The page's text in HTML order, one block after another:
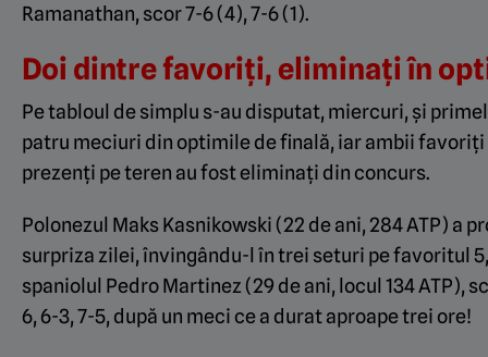
Ramanathan, scor 7-6 (4), 7-6 (1).
Doi dintre favoriți, eliminați în
Pe tabloul de simplu s-au disputat, miercuri, și
patru meciuri din optimile de finală, iar ambii favoriți
prezenți pe teren au fost eliminați din concurs.
Polonezul Maks Kasnikowski (22 de ani, 284 ATP) a
surpriza zilei, învingându-l în trei seturi pe favoritul 5,
spaniolul Pedro Martinez (29 de ani, locul 134 ATP),
6, 6-3, 7-5, după un meci ce a durat aproape trei ore!